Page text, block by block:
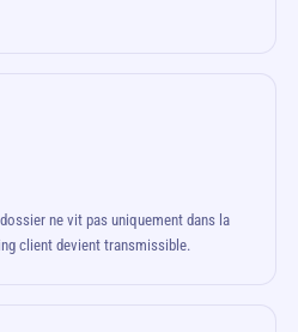
ne vit pas uniquement dans la
client devient transmissible.